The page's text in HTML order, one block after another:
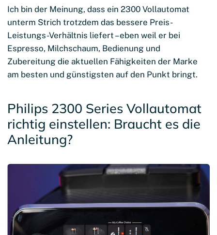
Ich bin der Meinung, dass ein 2300 Vollautomat
unterm Strich trotzdem das bessere Preis-
Leistungs-Verhältnis liefert – eben weil er bei
Espresso, Milchschaum, Bedienung und
Zubereitung die aktuellen Fähigkeiten der Marke
am besten und günstigsten auf den Punkt bringt.
Philips 2300 Series Vollautomat
richtig einstellen: Braucht es die
Anleitung?